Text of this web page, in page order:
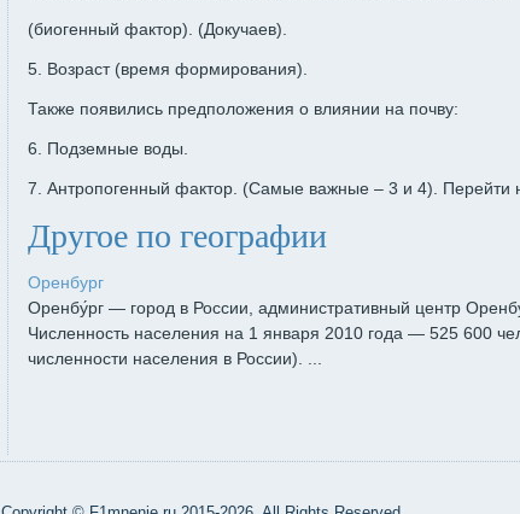
(биогенный фактор). (Докучаев).
5. Возраст (время формирования).
Также появились предположения о влиянии на почву:
6. Подземные воды.
7. Антропогенный фактор. (Самые важные – 3 и 4). Перейти
Другое по географии
Оренбург
Оренбу́рг — город в России, административный центр
Численность населения на 1 января 2010 года — 525 600
численности населения в России). ...